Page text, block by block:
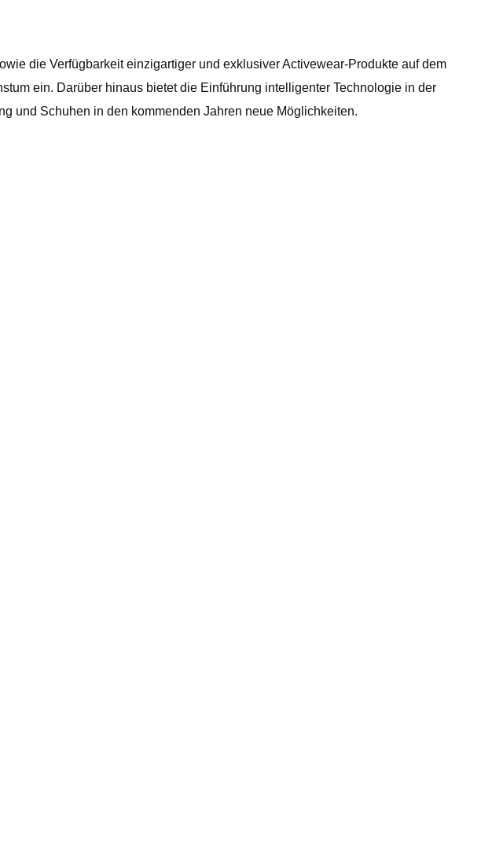
die Verfügbarkeit einzigartiger und exklusiver Activewear-Produkte auf dem
ein. Darüber hinaus bietet die Einführung intelligenter Technologie in der
und Schuhen in den kommenden Jahren neue Möglichkeiten.